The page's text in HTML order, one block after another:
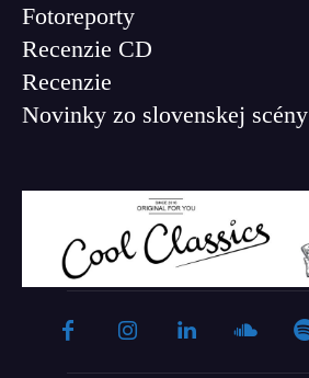
Fotoreporty
Recenzie CD
Recenzie
Novinky zo slovenskej scény